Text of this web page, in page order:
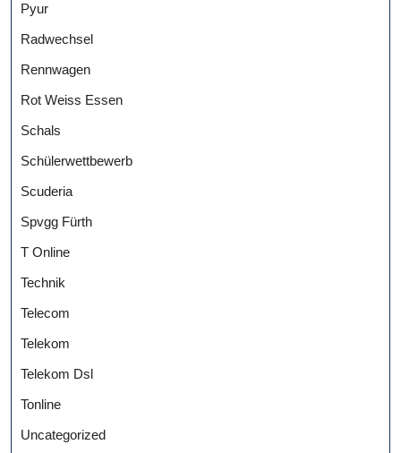
Pyur
Radwechsel
Rennwagen
Rot Weiss Essen
Schals
Schülerwettbewerb
Scuderia
Spvgg Fürth
T Online
Technik
Telecom
Telekom
Telekom Dsl
Tonline
Uncategorized